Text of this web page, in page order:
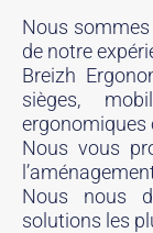
Nous
de notre
Breizh
sièges,
ergonomiques
Nous vous
Nous nous
solutions les